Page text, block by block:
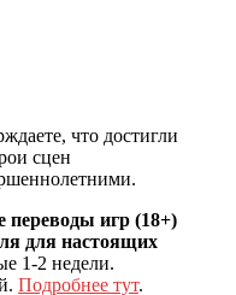
что достигли
сцен
игр (18+)
для настоящих
1-2 недели.
Подробнее тут.